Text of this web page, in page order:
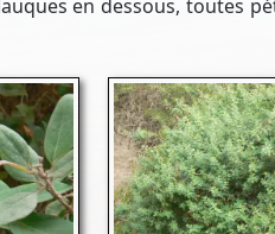
en dessous, toutes